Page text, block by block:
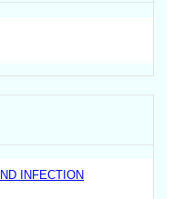
INFECTION